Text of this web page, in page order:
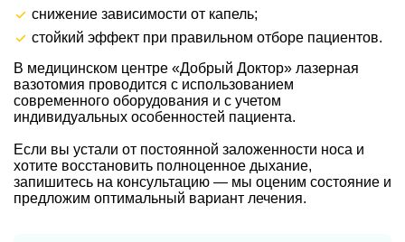
снижение зависимости от капель;
стойкий эффект при правильном отборе пациентов.
В медицинском центре «Добрый Доктор» лазерная
вазотомия проводится с использованием
современного оборудования и с учетом
индивидуальных особенностей пациента.
Если вы устали от постоянной заложенности носа и
хотите восстановить полноценное дыхание,
запишитесь на консультацию — мы оценим состояние и
предложим оптимальный вариант лечения.